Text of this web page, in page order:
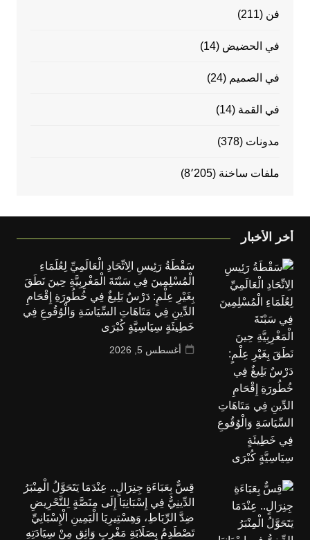
فن (211)
في الحضيض (14)
في الصميم (24)
في القمة (14)
مدونات (378)
ملفات ساخنة (8٬205)
أخر الأخبار
سَقْطَةُ رَئِيسِ الِاتِّحَادِ الْعَالَمِيِّ لِعُلَمَاءِ
الْمُسْلِمِينَ فِي سَبْتَةَ الْمَغْرِبِيَّةِ حِينَ نَطَقَ
بِغَيْرِ عِلْمٍ: دَرْسٌ بَلِيغٌ فِي خُطُورَةِ إِقْحَامِ
الدِّينِ فِي مَتَاهَاتِ السِّيَاسَةِ وَالْوُقُوعِ فِي
خَطِيئَةٍ سِيَاسِيَّةٍ كُبْرَى
أغسطس 5, 2026
قِسٌّ بِعَبَاءَةِ جِنِرَالٍ.. عِنْدَمَا يَتَحَوَّلُ الْمِنْبَرُ
الدِّينِيُّ فِي إِسْبَانِيَا إِلَى مِنَصَّةٍ لِلتَّحْرِيضِ
ضِدَّ الرِّبَاطِ، وَهِسْتِيرِيَا الْيَمِينِ الْإِسْبَانِيِّ
تَصْطَدِمُ بِصَلَابَةِ مَغْرِبٍ وَاثِقٍ مِنْ سِيَادَتِهِ